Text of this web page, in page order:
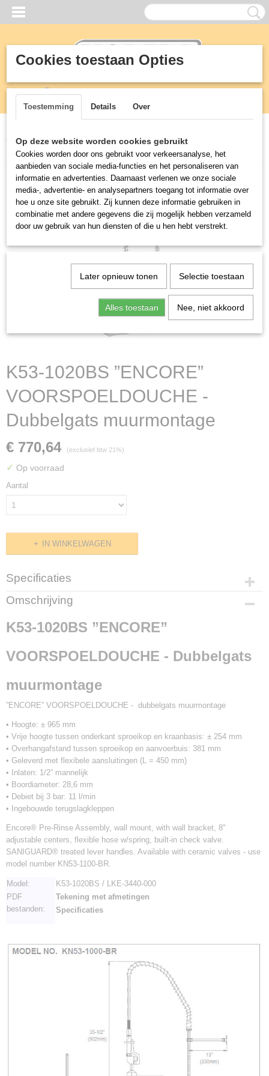
Inloggen Registreren
(0)
Home >Kranen>Encore - Saniguard>K53-1020BS ”ENCORE”
VOORSPOELDOUCHE - Dubbelgats muurmontage
K53-1020BS ”ENCORE”
VOORSPOELDOUCHE -
Dubbelgats muurmontage
€ 770,64 (exclusief btw 21%)
✓ Op voorraad
Aantal
IN WINKELWAGEN
Specificaties
Productcode
Omschrijving
K53-1020BS ”ENCORE”
VOORSPOELDOUCHE - Dubbelgats
muurmontage
”ENCORE” VOORSPOELDOUCHE - dubbelgats muurmontage
• Hoogte: ± 965 mm
• Vrije hoogte tussen onderkant sproeikop en kraanbasis: ± 254 mm
• Overhangafstand tussen sproeikop en aanvoerbuis: 381 mm
• Geleverd met flexibele aansluitingen (L = 450 mm)
• Inlaten: 1/2” mannelijk
• Boordiameter: 28,6 mm
• Debiet bij 3 bar: 11 l/min
• Ingebouwde terugslagkleppen
Encore® Pre-Rinse Assembly, wall mount, with wall bracket, 8"
adjustable centers, flexible hose w/spring, built-in check valve.
SANIGUARD® treated lever handles. Available with ceramic valves - use
model number KN53-1100-BR.
Model:
K53-1020BS / LKE-3440-000
PDF
bestanden:
Tekening met afmetingen
Specificaties
Cookies toestaan Opties
Toestemming Details Over
Op deze website worden cookies gebruikt
Cookies worden door ons gebruikt voor verkeersanalyse, het
aanbieden van sociale media-functies en het personaliseren van
informatie en advertenties. Daarnaast verlenen we onze sociale
media-, advertentie- en analysepartners toegang tot informatie over
hoe u onze site gebruikt. Zij kunnen deze informatie gebruiken in
combinatie met andere gegevens die zij mogelijk hebben verzameld
door uw gebruik van hun diensten of die u hen hebt verstrekt.
Later opnieuw tonen Selectie toestaan
Alles toestaan Nee, niet akkoord